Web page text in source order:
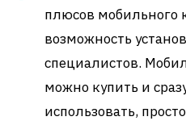
плюсов мобильного
возможность
специалистов.
можно купить и
использовать,